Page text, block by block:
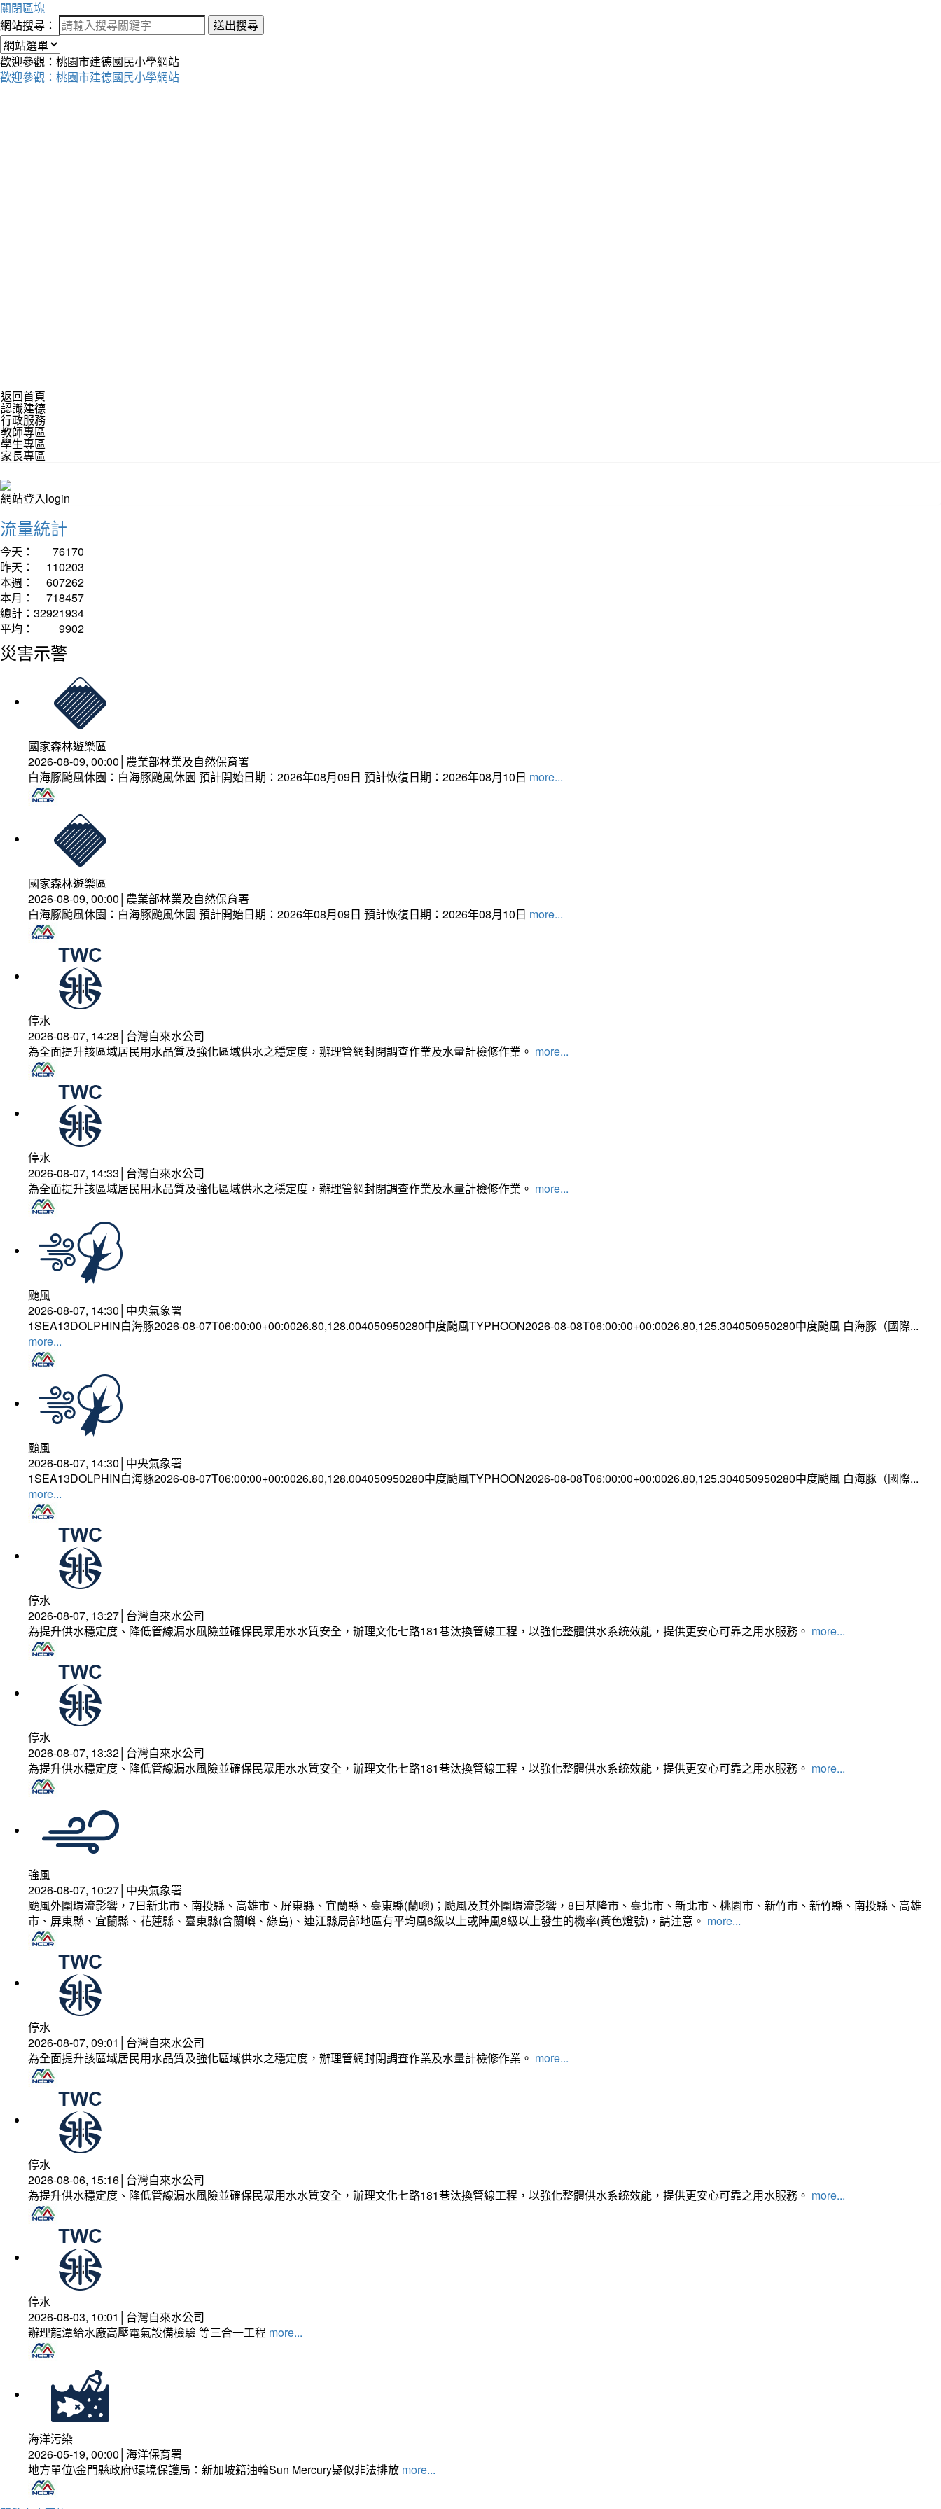
關閉區塊
網站搜尋：
送出搜尋
歡迎參觀：桃園市建德國民小學網站
歡迎參觀：桃園市建德國民小學網站
返回首頁
認識建德
行政服務
教師專區
學生專區
家長專區
網站登入login
流量統計
今天：
76170
昨天：
110203
本週：
607262
本月：
718457
總計： 32921934
平均：
9902
災害示警
國家森林遊樂區
2026-08-09, 00:00│農業部林業及自然保育署
白海豚颱風休園：白海豚颱風休園 預計開始日期：2026年08月09日 預計恢復日期：2026年08月10日 more...
國家森林遊樂區
2026-08-09, 00:00│農業部林業及自然保育署
白海豚颱風休園：白海豚颱風休園 預計開始日期：2026年08月09日 預計恢復日期：2026年08月10日 more...
停水
2026-08-07, 14:28│台灣自來水公司
為全面提升該區域居民用水品質及強化區域供水之穩定度，辦理管網封閉調查作業及水量計檢修作業。 more...
停水
2026-08-07, 14:33│台灣自來水公司
為全面提升該區域居民用水品質及強化區域供水之穩定度，辦理管網封閉調查作業及水量計檢修作業。 more...
颱風
2026-08-07, 14:30│中央氣象署
1SEA13DOLPHIN白海豚2026-08-07T06:00:00+00:0026.80,128.004050950280中度颱風TYPHOON2026-08-08T06:00:00+00:0026.80,125.304050950280中度颱風 白海豚（國際...
more...
颱風
2026-08-07, 14:30│中央氣象署
1SEA13DOLPHIN白海豚2026-08-07T06:00:00+00:0026.80,128.004050950280中度颱風TYPHOON2026-08-08T06:00:00+00:0026.80,125.304050950280中度颱風 白海豚（國際...
more...
停水
2026-08-07, 13:27│台灣自來水公司
為提升供水穩定度、降低管線漏水風險並確保民眾用水水質安全，辦理文化七路181巷汰換管線工程，以強化整體供水系統效能，提供更安心可靠之用水服務。 more...
停水
2026-08-07, 13:32│台灣自來水公司
為提升供水穩定度、降低管線漏水風險並確保民眾用水水質安全，辦理文化七路181巷汰換管線工程，以強化整體供水系統效能，提供更安心可靠之用水服務。 more...
強風
2026-08-07, 10:27│中央氣象署
颱風外圍環流影響，7日新北市、南投縣、高雄市、屏東縣、宜蘭縣、臺東縣(蘭嶼)；颱風及其外圍環流影響，8日基隆市、臺北市、新北市、桃園市、新竹市、新竹縣、南投縣、高雄
市、屏東縣、宜蘭縣、花蓮縣、臺東縣(含蘭嶼、綠島)、連江縣局部地區有平均風6級以上或陣風8級以上發生的機率(黃色燈號)，請注意。 more...
停水
2026-08-07, 09:01│台灣自來水公司
為全面提升該區域居民用水品質及強化區域供水之穩定度，辦理管網封閉調查作業及水量計檢修作業。 more...
停水
2026-08-06, 15:16│台灣自來水公司
為提升供水穩定度、降低管線漏水風險並確保民眾用水水質安全，辦理文化七路181巷汰換管線工程，以強化整體供水系統效能，提供更安心可靠之用水服務。 more...
停水
2026-08-03, 10:01│台灣自來水公司
辦理龍潭給水廠高壓電氣設備檢驗 等三合一工程 more...
海洋污染
2026-05-19, 00:00│海洋保育署
地方單位\金門縣政府\環境保護局：新加坡籍油輪Sun Mercury疑似非法排放 more...